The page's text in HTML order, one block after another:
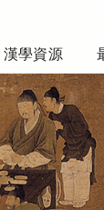
漢學資源